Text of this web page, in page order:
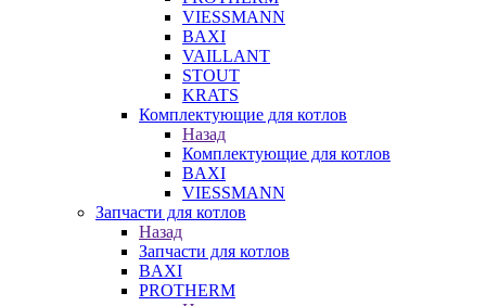
VIESSMANN
BAXI
VAILLANT
STOUT
KRATS
Комплектующие для котлов
Назад
Комплектующие для котлов
BAXI
VIESSMANN
Запчасти для котлов
Назад
Запчасти для котлов
BAXI
PROTHERM